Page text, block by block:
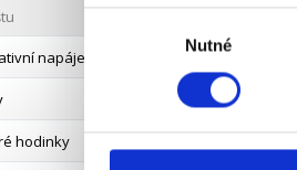
Nutné
napájení
hodinky